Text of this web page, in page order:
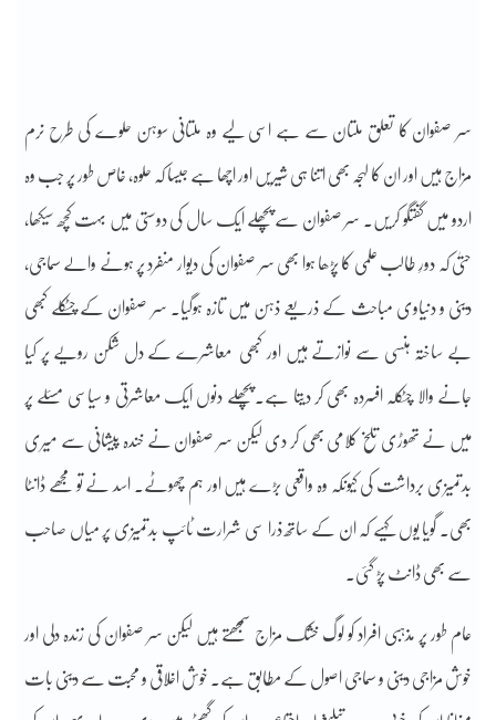
سر صفوان کا تعلق ملتان سے ہے اسی لیے وہ ملتانی سوہن حلوے کی طرح نرم
مزاج ہیں اور ان کا لہجہ بھی اتنا ہی شیریں اور اچھا ہے جیسا کہ حلوہ، خاص طور پر جب وہ
اردو میں گفتگو کریں۔ سر صفوان سے پچھلے ایک سال کی دوستی میں بہت کچھ سیکھا،
حتیٰ کہ دورِ طالب علمی کا پڑھا ہوا بھی سر صفوان کی دیوار منفرد پر ہونے والے سماجی،
دینی و دنیاوی مباحث کے ذریعے ذہن میں تازہ ہوگیا۔ سر صفوان کے چٹکلے کبھی
بے ساختہ ہنسی سے نوازتے ہیں اور کبھی معاشرے کے دل شکن رویے پر کیا
جانے والا چٹکلہ افسردہ بھی کر دیتا ہے۔ پچھلے دنوں ایک معاشرتی و سیاسی مسئلے پر
میں نے تھوڑی تلخ کلامی بھی کر دی لیکن سر صفوان نے خندہ پیشانی سے میری
بدتمیزی برداشت کی کیونکہ وہ واقعی بڑے ہیں اور ہم چھوٹے۔ اسد نے تو مجھے ڈانٹا
بھی۔ گویا یوں کہیے کہ ان کے ساتھ ذرا سی شرارت ٹائپ بدتمیزی پر میاں صاحب
سے بھی ڈانٹ پڑ گئی۔
عام طور پر مذہبی افراد کو لوگ خشک مزاج سمجھتے ہیں لیکن سر صفوان کی زندہ دلی اور
خوش مزاجی دینی و سماجی اصول کے مطابق ہے۔ خوش اخلاقی و محبت سے دینی بات